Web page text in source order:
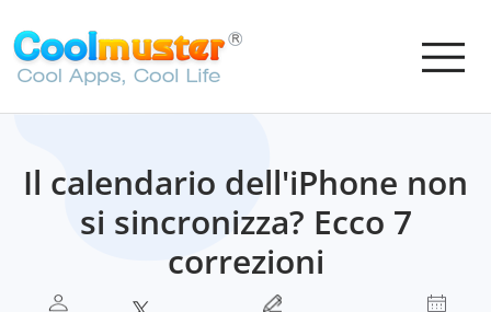
Il calendario dell'iPhone non
si sincronizza? Ecco 7
correzioni